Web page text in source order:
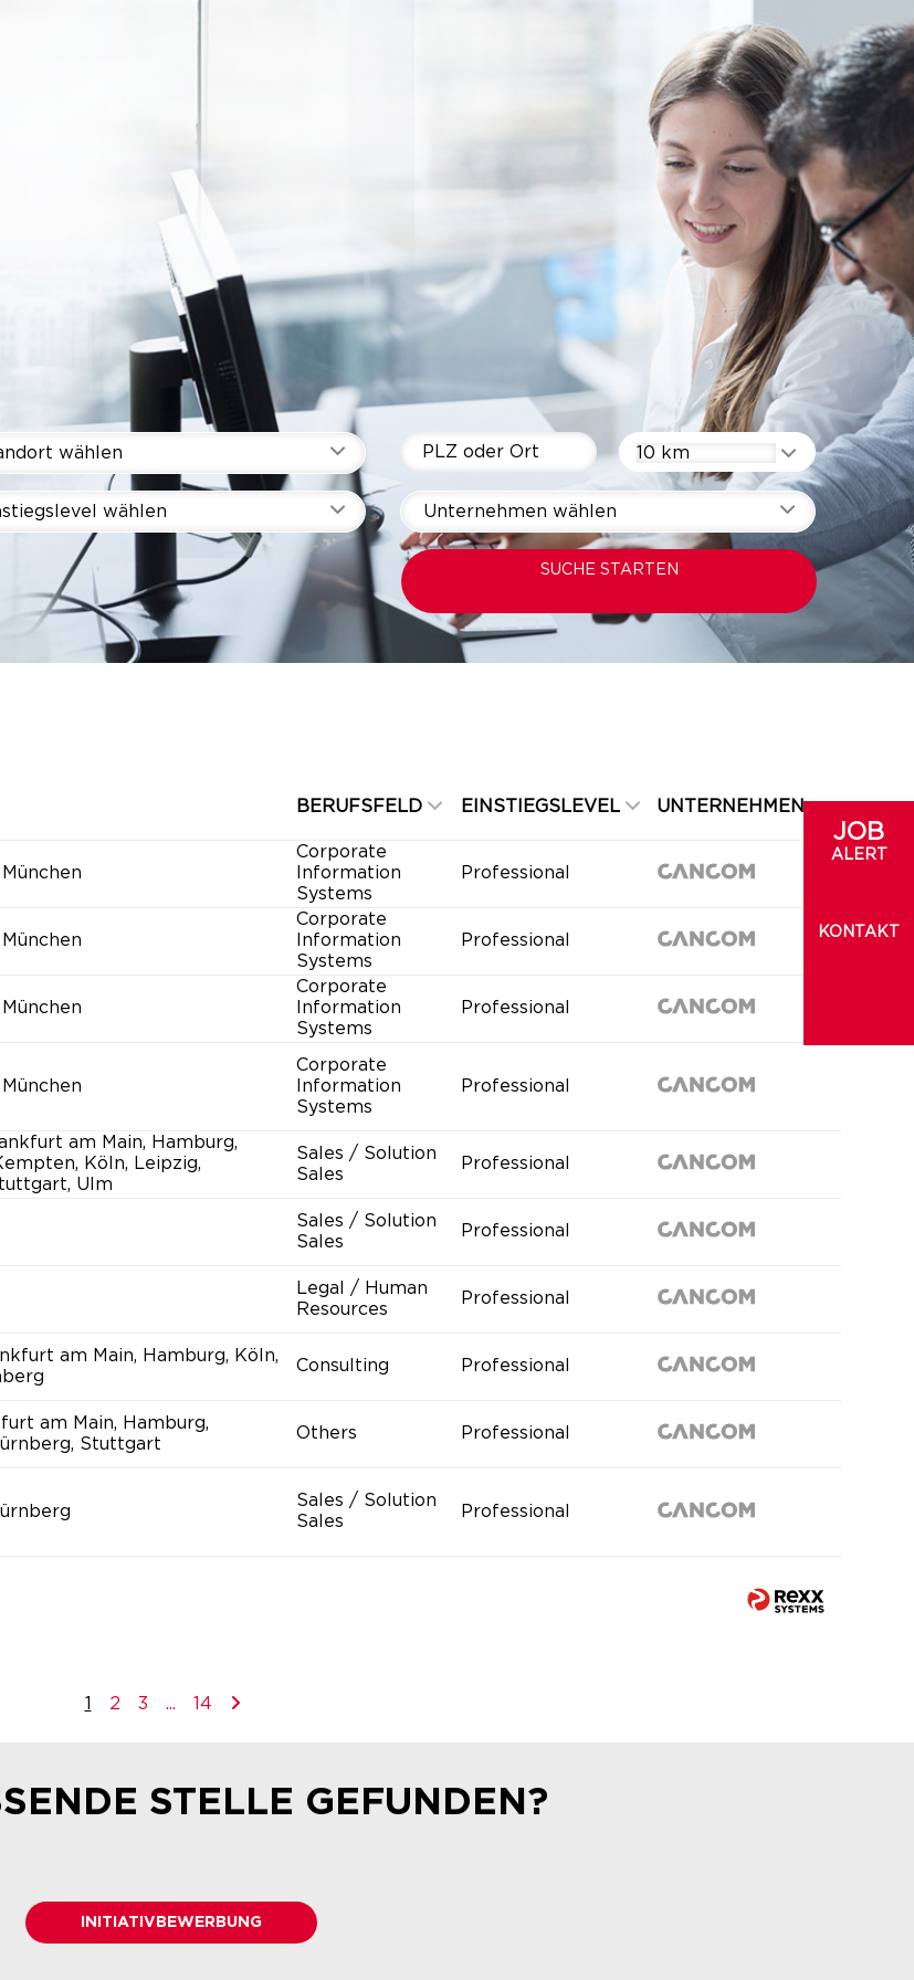
wählen 10 km
wählen Unternehmen wählen
SUCHE STARTEN
BERUFSFELD EINSTIEGSLEVEL UNTERNEHMEN
Corporate
Information
Systems
Professional
Corporate
Information
Systems
Professional
Corporate
Information
Systems
Professional
Corporate
Information
Systems
Professional
am Main, Hamburg,
Köln, Leipzig,
Ulm
Sales / Solution
Sales
Professional
Sales / Solution
Sales
Professional
Legal / Human
Resources
Professional
am Main, Hamburg, Köln,
Consulting Professional
am Main, Hamburg,
Stuttgart
Others Professional
Sales / Solution
Sales
Professional
1 2 3 ... 14
STELLE GEFUNDEN?
INITIATIVBEWERBUNG
JOB
ALERT
KONTAKT